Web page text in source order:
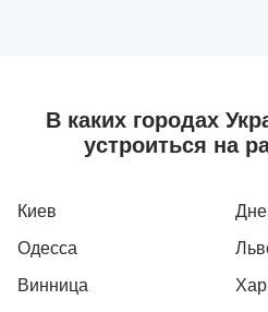
В каких городах
устроиться на
Киев
Одесса
Винница